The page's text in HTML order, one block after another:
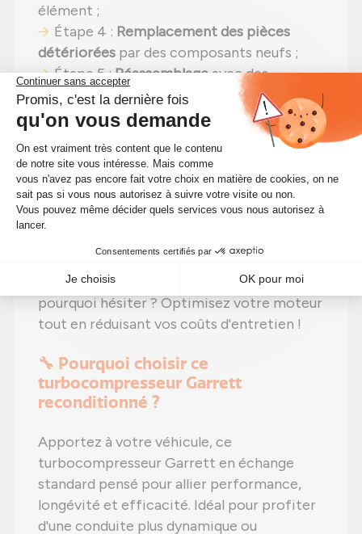
élément ;
Étape 4 : Remplacement des pièces
détériorées par des composants neufs ;
Étape 5 :Réassemblageavec des
réglages effectués selon les
recommandations du fabricant ;
sur banc d'essai
Schenck avant envoi.
En choisissant unturbo reconditionné,
vous faites un pari gagnant :efficacité
(aujourd'hui à seulement 304,00 €)
impact environnemental positif. Alors
pourquoi hésiter ? Optimisez votre moteur
tout en réduisant vos coûts d'entretien !
🔧 Pourquoi choisir ce
turbocompresseur Garrett
reconditionné ?
Apportez à votre véhicule, ce
turbocompresseur Garrett en échange
standard pensé pour allier performance,
longévité et efficacité. Idéal pour profiter
d'une conduite plus dynamique ou